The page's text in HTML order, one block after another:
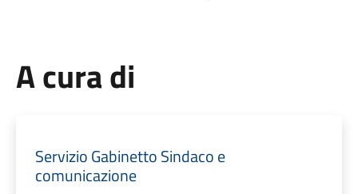
A cura di
Servizio Gabinetto Sindaco e
comunicazione